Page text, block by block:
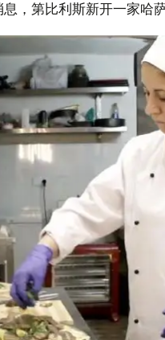
，第比利斯新开一家哈